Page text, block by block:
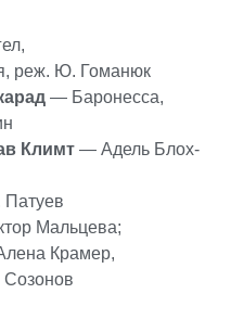
реж. Ю. Гоманюк
— Баронесса,
Климт — Адель Блох-
Патуев
Мальцева;
Крамер,
Созонов